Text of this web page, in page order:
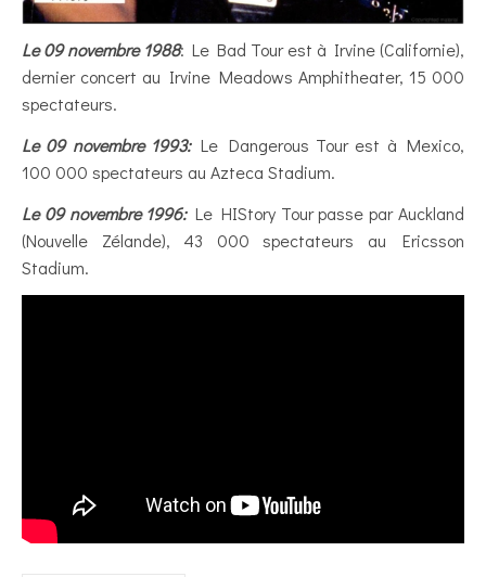
Le 09 novembre 1988: Le Bad Tour est à Irvine (Californie),
dernier concert au Irvine Meadows Amphitheater, 15 000
spectateurs.
Le 09 novembre 1993:Le Dangerous Tour est à Mexico,
100 000 spectateurs au Azteca Stadium.
Le 09 novembre 1996:Le HIStory Tour passe par Auckland
(Nouvelle Zélande), 43 000 spectateurs au Ericsson
Stadium.